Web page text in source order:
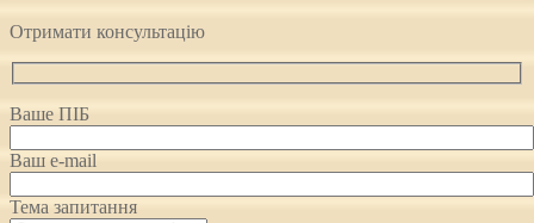
Отримати консультацію
Ваше ПІБ
Ваш e-mail
Тема запитання